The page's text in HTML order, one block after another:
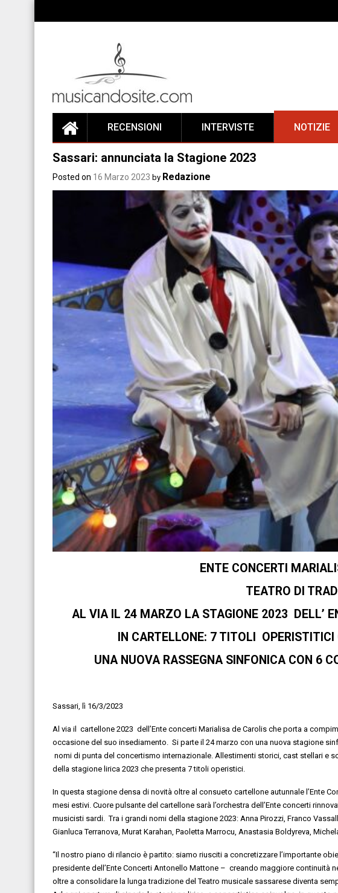
RECENSIONI INTERVISTE NOTIZIE
Sassari: annunciata la Stagione 2023
Posted on 16 Marzo 2023 by Redazione
ENTE CONCERTI
TEATRO DI
AL VIA IL 24 MARZO LA STAGIONE 2023 DELL’
IN CARTELLONE: 7 TITOLI OPERISTITICI
UNA NUOVA RASSEGNA SINFONICA CON 6
Sassari, lì 16/3/2023
Al via il cartellone 2023 dell’Ente concerti Marialisa de Carolis che porta a
occasione del suo insediamento. Si parte il 24 marzo con una nuova stagione
nomi di punta del concertismo internazionale Allestimenti storici , cast stellari e
della stagione lirica 2023 che presenta 7 titoli operistici
In questa stagione densa di novità oltre al consueto cartellone autunnale l’Ente
mesi estivi . Cuore pulsante del cartellone sarà l’orchestra dell’Ente concerti
musicisti sardi.Tra i grandi nomi della stagione 2023: Anna Pirozzi, Franco
Gianluca Terranova , Murat Karahan Paoletta Marrocu, Anastasia Boldyreva
“Il nostro piano di rilancio è partito: siamo riusciti a concretizzare l’importante
presidente dell’Ente Concerti Antonello Mattone – creando maggiore continuità
oltre a consolidare la lunga tradizione del Teatro musicale sassarese diventa